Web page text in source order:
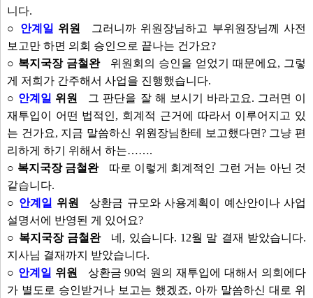
니다.
○ 안계일 위원
그러니까 위원장님하고 부위원장님께 사전
보고만 하면 의회 승인으로 끝나는 건가요?
○ 복지국장 금철완
위원회의 승인을 얻었기 때문에요, 그렇
게 저희가 간주해서 사업을 진행했습니다.
○ 안계일 위원
그 판단을 잘 해 보시기 바라고요. 그러면 이
재투입이 어떤 법적인, 회계적 근거에 따라서 이루어지고 있
는 건가요, 지금 말씀하신 위원장님한테 보고했다면? 그냥 편
리하게 하기 위해서 하는…….
○ 복지국장 금철완
따로 이렇게 회계적인 그런 거는 아닌 것
같습니다.
○ 안계일 위원
상환금 규모와 사용계획이 예산안이나 사업
설명서에 반영된 게 있어요?
○ 복지국장 금철완
네, 있습니다. 12월 말 결재 받았습니다.
지사님 결재까지 받았습니다.
○ 안계일 위원
상환금 90억 원의 재투입에 대해서 의회에다
가 별도로 승인받거나 보고는 했겠죠, 아까 말씀하신 대로 위